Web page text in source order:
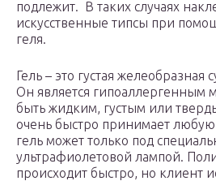
подлежит. В таких случаях
искусственные типсы при
геля.
Гель – это густая желеобразная
Он является гипоаллергенным
быть жидким, густым или
очень быстро принимает
гель может только под
ультрафиолетовой лампой.
происходит быстро, но клиент